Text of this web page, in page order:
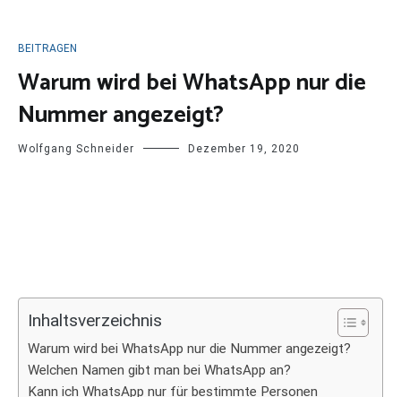
BEITRAGEN
Warum wird bei WhatsApp nur die
Nummer angezeigt?
Wolfgang Schneider Dezember 19, 2020
Inhaltsverzeichnis
Warum wird bei WhatsApp nur die Nummer angezeigt?
Welchen Namen gibt man bei WhatsApp an?
Kann ich WhatsApp nur für bestimmte Personen